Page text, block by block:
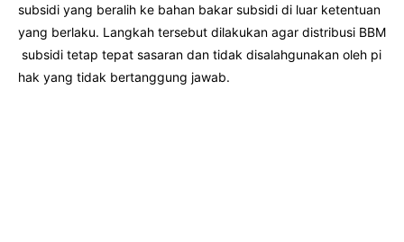
subsidi yang beralih ke bahan bakar subsidi di luar ketentuan
yang berlaku. Langkah tersebut dilakukan agar distribusi BBM
subsidi tetap tepat sasaran dan tidak disalahgunakan oleh pi
hak yang tidak bertanggung jawab.